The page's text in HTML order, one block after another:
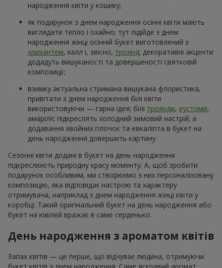
народження квіти у кошику;
як подарунок з днем народження осінні квіти мають
виглядати тепло і охайно; тут підійде з днем
народження жінці осінній букет виготовлений з
хризантем, калл і, звісно, троянд; декоративні акценти
додадуть вишуканості та довершеності святковій
композиції;
взимку актуальна стримана вишукана флористика,
привітати з днем народження білі квіти
використовуючи — гарна ідея; білі троянди, еустоми,
амаріліс підкреслять холодний зимовий настрій; а
додавання хвойних гілочок та евкаліпта в букет на
день народження довершить картину.
Сезонні квіти додані в букет на день народження
підкреслюють природну красу моменту. А, щоб зробити
подарунок особливим, ми створюємо з них персоналізовану
композицію, яка відповідає настрою та характеру
отримувача, наприклад з днем народження жінці квіти у
коробці. Такий оригінальний букет на день народження або
букет на ювілей вражає в саме серденько.
День народження з ароматом квітів
Запах квітів — це перше, що відчуває людина, отримуючи